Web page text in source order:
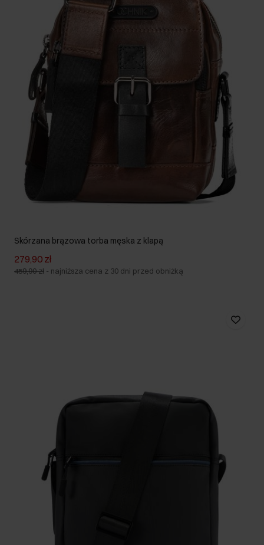
Skórzana brązowa torba męska z klapą
279,90 zł
459,90 zł - najniższa cena z 30 dni przed obniżką